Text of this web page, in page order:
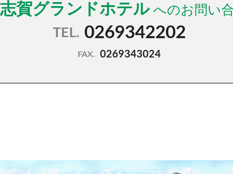
志賀グランドホテル
TEL. 0269342202
FAX. 0269343024